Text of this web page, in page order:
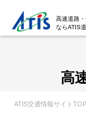
高速道路
ならATIS
高
ATIS交通情報サイトTOP